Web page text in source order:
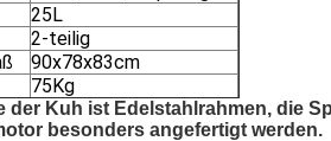
25L
2-teilig
90x78x83cm
75Kg
der Kuh ist Edelstahlrahmen, die
besonders angefertigt werden.